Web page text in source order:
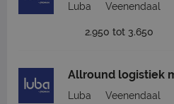
Luba Veenendaal
2.950 tot 3.650
Allround logistiek
Luba Veenendaal